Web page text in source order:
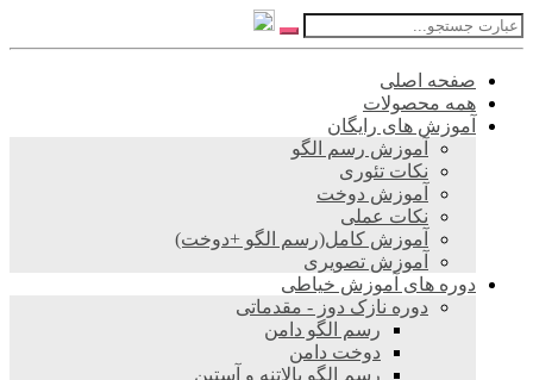
صفحه اصلی
همه محصولات
آموزش های رایگان
آموزش رسم الگو
نکات تئوری
آموزش دوخت
نکات عملی
آموزش کامل(رسم الگو +دوخت)
آموزش تصویری
دوره های آموزش خیاطی
دوره نازک دوز - مقدماتی
رسم الگو دامن
دوخت دامن
رسم الگو بالاتنه و آستین